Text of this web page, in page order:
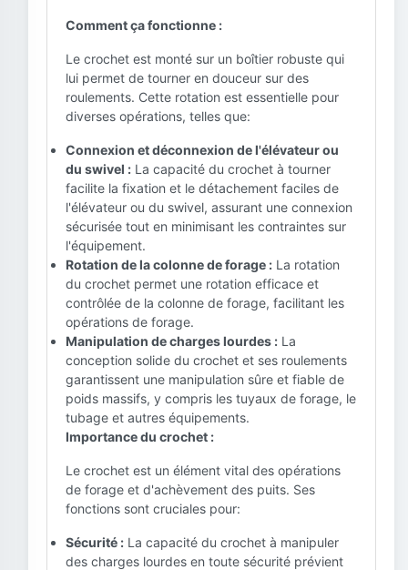
Comment ça fonctionne :
Le crochet est monté sur un boîtier robuste qui
lui permet de tourner en douceur sur des
roulements. Cette rotation est essentielle pour
diverses opérations, telles que:
Connexion et déconnexion de l'élévateur ou
du swivel : La capacité du crochet à tourner
facilite la fixation et le détachement faciles de
l'élévateur ou du swivel, assurant une connexion
sécurisée tout en minimisant les contraintes sur
l'équipement.
Rotation de la colonne de forage : La rotation
du crochet permet une rotation efficace et
contrôlée de la colonne de forage, facilitant les
opérations de forage.
Manipulation de charges lourdes : La
conception solide du crochet et ses roulements
garantissent une manipulation sûre et fiable de
poids massifs, y compris les tuyaux de forage, le
tubage et autres équipements.
Importance du crochet :
Le crochet est un élément vital des opérations
de forage et d'achèvement des puits. Ses
fonctions sont cruciales pour:
Sécurité : La capacité du crochet à manipuler
des charges lourdes en toute sécurité prévient